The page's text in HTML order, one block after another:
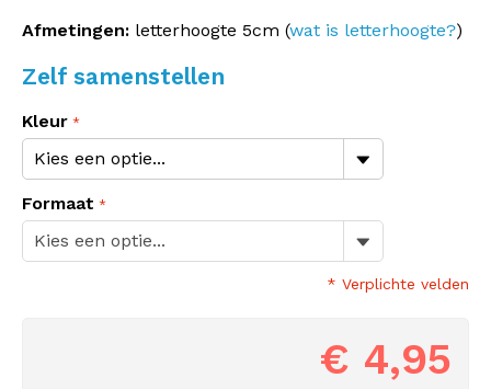
Afmetingen: letterhoogte 5cm (wat is letterhoogte?)
Zelf samenstellen
Kleur
Formaat
* Verplichte velden
€ 4,95